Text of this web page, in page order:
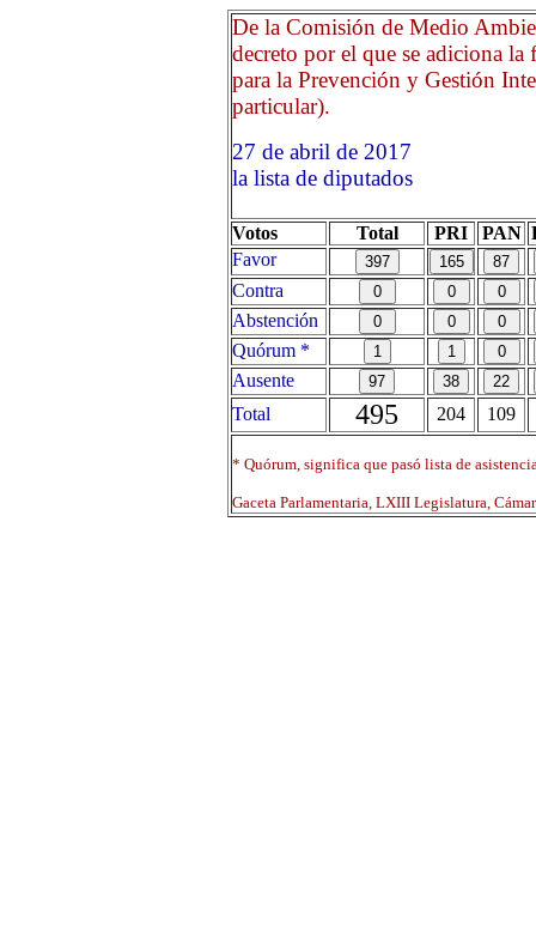
De la Comisión de Medio
decreto por el que se adiciona
para la Prevención y Gestión
particular).
27 de abril de 2017
la lista de diputados
Votos Total PRI PAN
Favor
Contra
Abstención
Quórum *
Ausente
Total
495 204 109
* Quórum, significa que pasó lista de
Gaceta Parlamentaria, LXIII Legislatura,